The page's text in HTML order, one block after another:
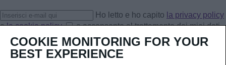
Ho letto e ho capito la privacy policy
e la cookie policy
e acconsento al trattamento dei miei dati
Iscriviti
COOKIE MONITORING FOR YOUR
BEST EXPERIENCE